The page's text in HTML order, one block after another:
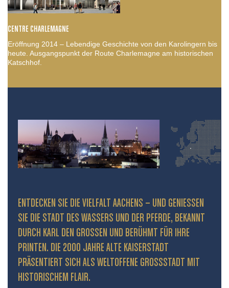
CENTRE CHARLEMAGNE
Eröffnung 2014 – Lebendige Geschichte von den Karolingern bis
heute. Ausgangspunkt der Route Charlemagne am historischen
Katschhof.
ENTDECKEN SIE DIE VIELFALT AACHENS – UND GENIESSEN S
IE DIE STADT DES WASSERS UND DER PFERDE, BEKANNT D
URCH KARL DEN GROSSEN UND BERÜHMT FÜR IHRE PR
INTEN. DIE 2000 JAHRE ALTE KAISERSTADT PR
ÄSENTIERT SICH ALS WELTOFFENE GROSSSTADT MIT HIS
TORISCHEM FLAIR.